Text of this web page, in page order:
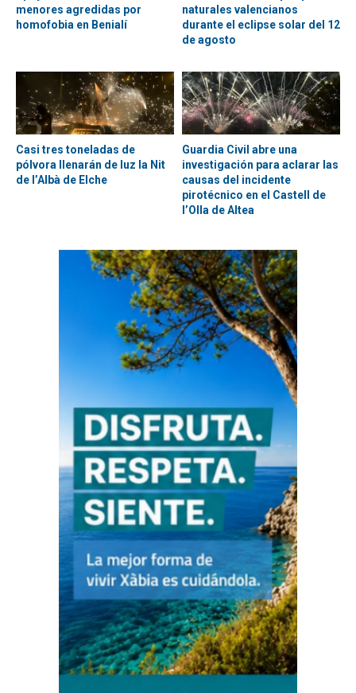
menores agredidas por
homofobia en Benialí
naturales valencianos
durante el eclipse solar del 12
de agosto
Casi tres toneladas de
pólvora llenarán de luz la Nit
de l’Albà de Elche
Guardia Civil abre una
investigación para aclarar las
causas del incidente
pirotécnico en el Castell de
l’Olla de Altea